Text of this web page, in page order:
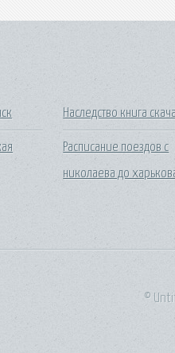
Наследство книга
Расписание поездов с
николаева до
©